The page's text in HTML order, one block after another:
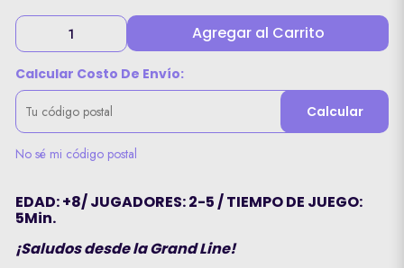
Agregar al Carrito
Calcular Costo De Envío:
Calcular
No sé mi código postal
EDAD: +8/ JUGADORES: 2-5 / TIEMPO DE JUEGO:
5Min.
¡Saludos desde la Grand Line!